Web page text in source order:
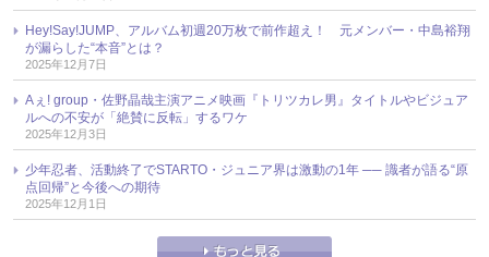
Hey!Say!JUMP、アルバム初週20万枚で前作超え！ 元メンバー・中島裕翔
が漏らした“本音”とは？
2025年12月7日
Aぇ! group・佐野晶哉主演アニメ映画『トリツカレ男』タイトルやビジュア
ルへの不安が「絶賛に反転」するワケ
2025年12月3日
少年忍者、活動終了でSTARTO・ジュニア界は激動の1年 ── 識者が語る“原
点回帰”と今後への期待
2025年12月1日